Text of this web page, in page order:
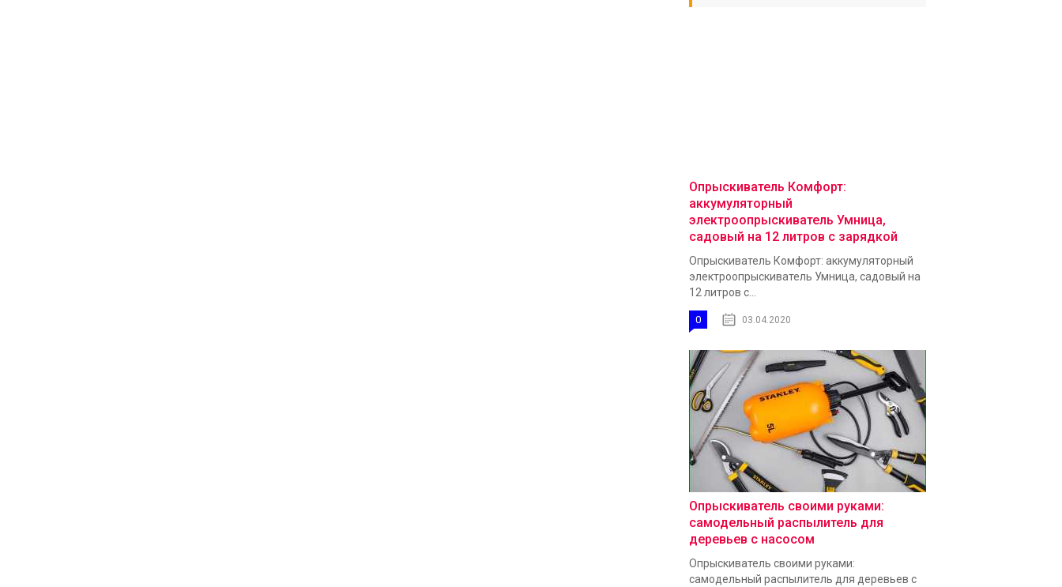
Опрыскиватель Комфорт:
аккумуляторный
электроопрыскиватель Умница,
садовый на 12 литров с зарядкой
Опрыскиватель Комфорт: аккумуляторный
электроопрыскиватель Умница, садовый на
12 литров с...
0 03.04.2020
Опрыскиватель своими руками:
самодельный распылитель для
деревьев с насосом
Опрыскиватель своими руками:
самодельный распылитель для деревьев с